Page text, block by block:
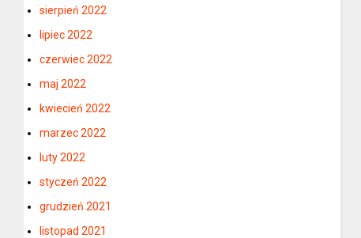
sierpień 2022
lipiec 2022
czerwiec 2022
maj 2022
kwiecień 2022
marzec 2022
luty 2022
styczeń 2022
grudzień 2021
listopad 2021